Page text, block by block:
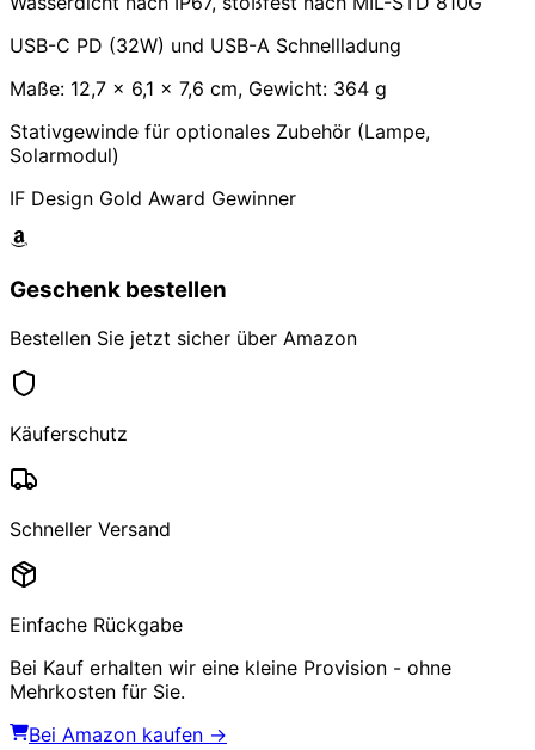
USB-C PD (32W) und USB-A Schnellladung
Maße: 12,7 x 6,1 x 7,6 cm, Gewicht: 364 g
Stativgewinde für optionales Zubehör (Lampe,
Solarmodul)
IF Design Gold Award Gewinner
Geschenk bestellen
Bestellen Sie jetzt sicher über Amazon
Käuferschutz
Schneller Versand
Einfache Rückgabe
Bei Kauf erhalten wir eine kleine Provision - ohne
Mehrkosten für Sie.
Bei Amazon kaufen →